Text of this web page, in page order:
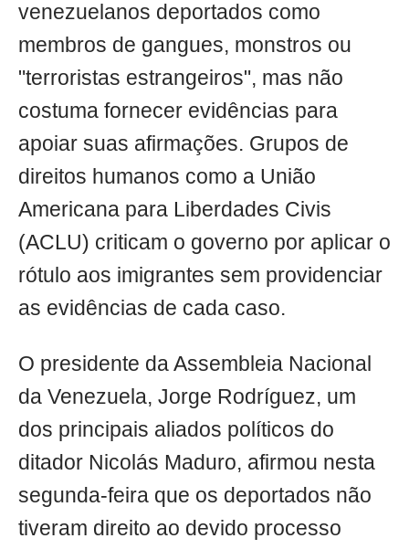
venezuelanos deportados como
membros de gangues, monstros ou
"terroristas estrangeiros", mas não
costuma fornecer evidências para
apoiar suas afirmações. Grupos de
direitos humanos como a União
Americana para Liberdades Civis
(ACLU) criticam o governo por aplicar o
rótulo aos imigrantes sem providenciar
as evidências de cada caso.
O presidente da Assembleia Nacional
da Venezuela, Jorge Rodríguez, um
dos principais aliados políticos do
ditador Nicolás Maduro, afirmou nesta
segunda-feira que os deportados não
tiveram direito ao devido processo